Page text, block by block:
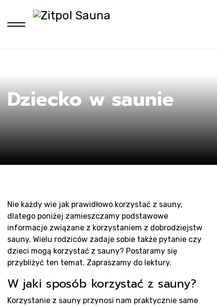
Dziecko w saunie
Nie każdy wie jak prawidłowo korzystać z sauny,
dlatego poniżej zamieszczamy podstawowe
informacje związane z korzystaniem z dobrodziejstw
sauny. Wielu rodziców zadaje sobie także pytanie czy
dzieci mogą korzystać z sauny? Postaramy się
przybliżyć ten temat. Zapraszamy do lektury.
W jaki sposób korzystać z sauny?
Korzystanie z sauny przynosi nam praktycznie same